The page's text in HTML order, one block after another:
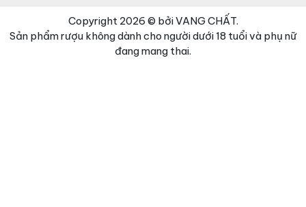
Copyright 2026 © bởi VANG CHẤT.
Sản phẩm rượu không dành cho người dưới 18 tuổi và phụ nữ
đang mang thai.